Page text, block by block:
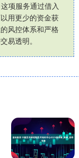
项服务通过借入
用更少的资金获
风控体系和严格
易透明。